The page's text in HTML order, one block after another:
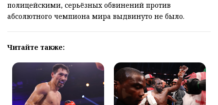
полицейскими, серьёзных обвинений против
абсолютного чемпиона мира выдвинуто не было.
Читайте также: